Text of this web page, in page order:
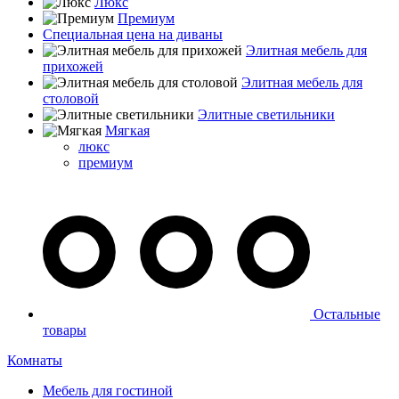
Премиум
Специальная цена на диваны
Элитная мебель для
прихожей
Элитная мебель для
столовой
Элитные светильники
Мягкая
люкс
премиум
Остальные
товары
Комнаты
Мебель для гостиной